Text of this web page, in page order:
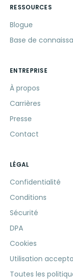
RESSOURCES
Blogue
Base de
ENTREPRISE
À propos
Carrières
Presse
Contact
LÉGAL
Confidentialité
Conditions
Sécurité
DPA
Cookies
Utilisation
Toutes les